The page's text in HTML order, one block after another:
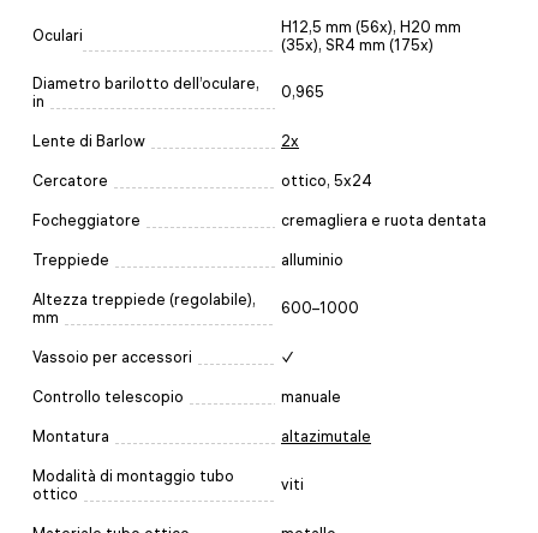
Oculari
H12,5 mm (56х), H20 mm
(35x), SR4 mm (175х)
Diametro barilotto dell’oculare,
in
0,965
Lente di Barlow 2x
Cercatore ottico, 5x24
Focheggiatore cremagliera e ruota dentata
Treppiede alluminio
Altezza treppiede (regolabile),
mm
600–1000
Vassoio per accessori ✓
Controllo telescopio manuale
Montatura altazimutale
Modalità di montaggio tubo
ottico
viti